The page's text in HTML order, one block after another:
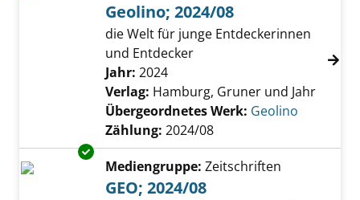
Geolino; 2024/08
die Welt für junge Entdeckerinnen
und Entdecker
Suche nach diesem Verfasser
Jahr: 2024
Verlag: Hamburg, Gruner und Jahr
Übergeordnetes Werk: Geolino
Zählung: 2024/08
Exemplar-Details von GEO; 2024/08 anzeigen
Mediengruppe: Zeitschriften
GEO; 2024/08